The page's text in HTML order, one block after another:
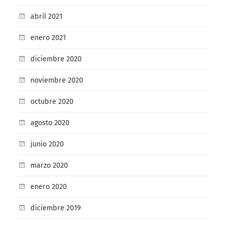
abril 2021
enero 2021
diciembre 2020
noviembre 2020
octubre 2020
agosto 2020
junio 2020
marzo 2020
enero 2020
diciembre 2019